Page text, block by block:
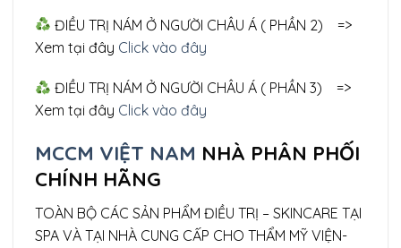
ĐIỀU TRỊ NÁM Ở NGƯỜI CHÂU Á ( PHẦN 2) =>
Xem tại đây Click vào đây
ĐIỀU TRỊ NÁM Ở NGƯỜI CHÂU Á ( PHẦN 3) =>
Xem tại đây Click vào đây
MCCM VIỆT NAM NHÀ PHÂN PHỐI
CHÍNH HÃNG
TOÀN BỘ CÁC SẢN PHẨM ĐIỀU TRỊ – SKINCARE TẠI
SPA VÀ TẠI NHÀ CUNG CẤP CHO THẨM MỸ VIỆN-